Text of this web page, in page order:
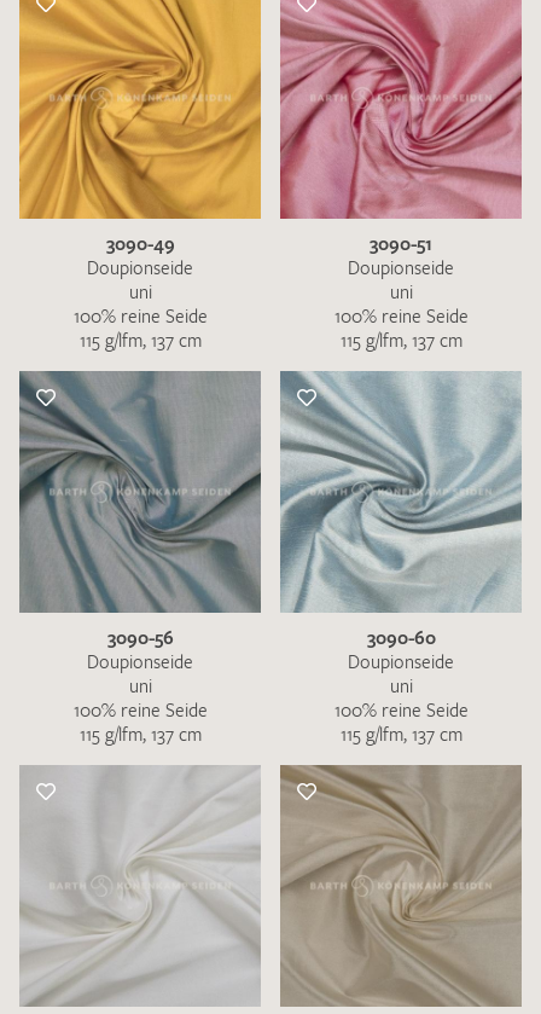
3090-49
Doupionseide
uni
100% reine Seide
115 g/lfm, 137 cm
3090-51
Doupionseide
uni
100% reine Seide
115 g/lfm, 137 cm
3090-56
Doupionseide
uni
100% reine Seide
115 g/lfm, 137 cm
3090-60
Doupionseide
uni
100% reine Seide
115 g/lfm, 137 cm